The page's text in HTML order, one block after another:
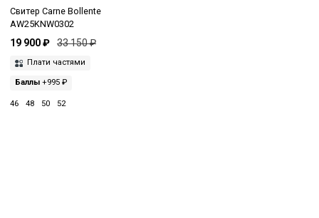
Свитер Carne Bollente
AW25KNW0302
19 900 ₽ 33 150 ₽
Плати частями
Баллы +995 ₽
46 48 50 52